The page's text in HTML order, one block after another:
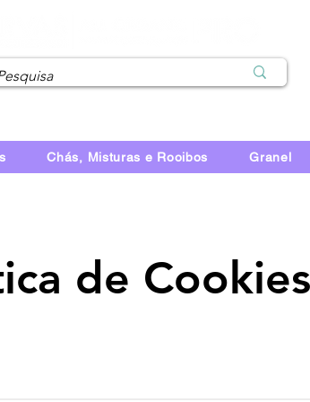
Chás, Misturas e Rooibos Granel
de Cookies